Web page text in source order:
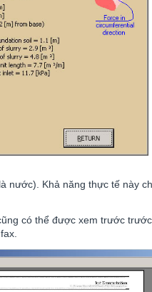
Khả năng thực tế này
có thể được xem trước